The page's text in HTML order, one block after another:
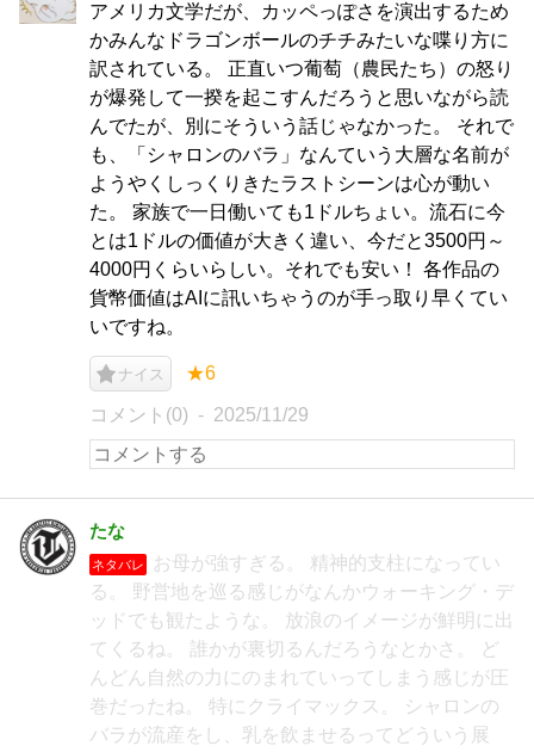
アメリカ文学だが、カッペっぽさを演出するため
かみんなドラゴンボールのチチみたいな喋り方に
訳されている。 正直いつ葡萄（農民たち）の怒り
が爆発して一揆を起こすんだろうと思いながら読
んでたが、別にそういう話じゃなかった。 それで
も、「シャロンのバラ」なんていう大層な名前が
ようやくしっくりきたラストシーンは心が動い
た。 家族で一日働いても1ドルちょい。流石に今
とは1ドルの価値が大きく違い、今だと3500円～
4000円くらいらしい。それでも安い！ 各作品の
貨幣価値はAIに訊いちゃうのが手っ取り早くてい
いですね。
ナイス ★6
コメント(0) 2025/11/29
たな
ネタバレ
お母が強すぎる。 精神的支柱になってい
る。 野営地を巡る感じがなんかウォーキング・デ
ッドでも観たような。 放浪のイメージが鮮明に出
てくるね。 誰かが裏切るんだろうなとかさ。 ど
んどん自然の力にのまれていってしまう感じが圧
巻だったね。 特にクライマックス。 シャロンの
バラが流産をし、乳を飲ませるってどういう展